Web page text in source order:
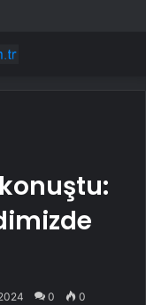
0 0